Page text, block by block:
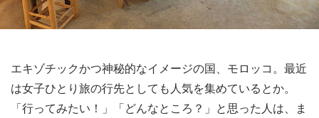
エキゾチックかつ神秘的なイメージの国、モロッコ。最近
は女子ひとり旅の行先としても人気を集めているとか。
「行ってみたい！」「どんなところ？」と思った人は、ま